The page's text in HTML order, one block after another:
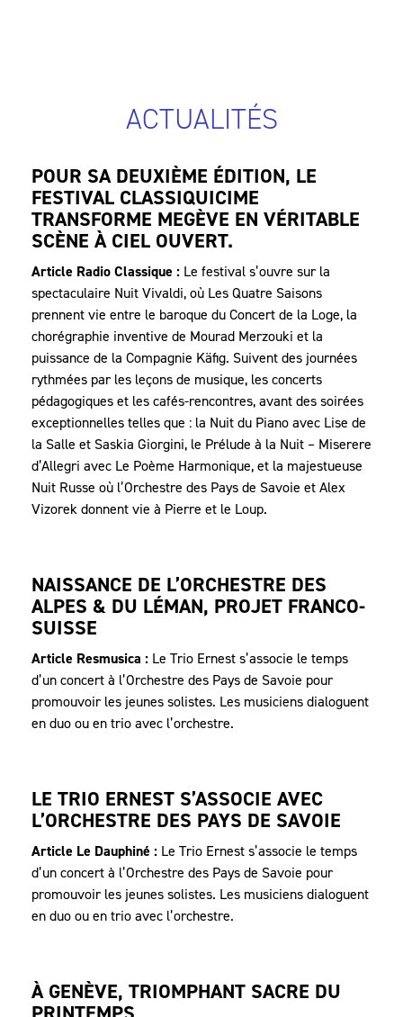
ACTUALITÉS
POUR SA DEUXIÈME ÉDITION, LE
FESTIVAL CLASSIQUICIME
TRANSFORME MEGÈVE EN VÉRITABLE
SCÈNE À CIEL OUVERT.
Article Radio Classique : Le festival s’ouvre sur la
spectaculaire Nuit Vivaldi, où Les Quatre Saisons
prennent vie entre le baroque du Concert de la Loge, la
chorégraphie inventive de Mourad Merzouki et la
puissance de la Compagnie Käfig. Suivent des journées
rythmées par les leçons de musique, les concerts
pédagogiques et les cafés-rencontres, avant des soirées
exceptionnelles telles que : la Nuit du Piano avec Lise de
la Salle et Saskia Giorgini, le Prélude à la Nuit – Miserere
d’Allegri avec Le Poème Harmonique, et la majestueuse
Nuit Russe où l’Orchestre des Pays de Savoie et Alex
Vizorek donnent vie à Pierre et le Loup.
NAISSANCE DE L’ORCHESTRE DES
ALPES & DU LÉMAN, PROJET FRANCO-
SUISSE
Article Resmusica : Le Trio Ernest s’associe le temps
d’un concert à l’Orchestre des Pays de Savoie pour
promouvoir les jeunes solistes. Les musiciens dialoguent
en duo ou en trio avec l’orchestre.
LE TRIO ERNEST S’ASSOCIE AVEC
L’ORCHESTRE DES PAYS DE SAVOIE
Article Le Dauphiné : Le Trio Ernest s’associe le temps
d’un concert à l’Orchestre des Pays de Savoie pour
promouvoir les jeunes solistes. Les musiciens dialoguent
en duo ou en trio avec l’orchestre.
À GENÈVE, TRIOMPHANT SACRE DU